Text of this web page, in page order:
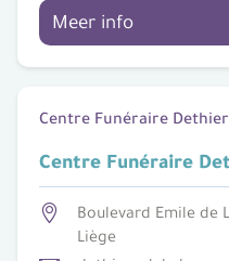
Meer info
Centre Funéraire Dethier
Centre Funéraire
Boulevard Emile de
Liège